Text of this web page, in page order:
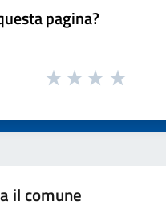
pagina?
il comune